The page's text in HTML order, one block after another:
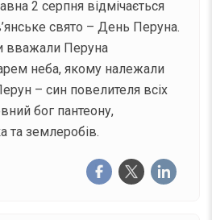
2 серпня відмічається
свято – День Перуна.
вважали Перуна
неба, якому належали
– син повелителя всіх
бог пантеону,
та землеробів.